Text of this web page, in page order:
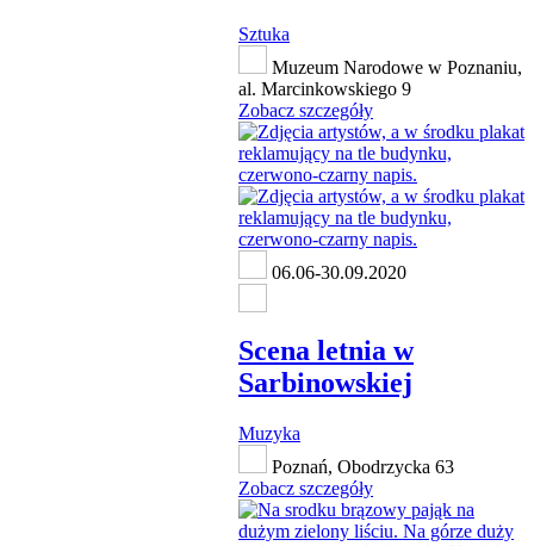
Sztuka
Muzeum Narodowe w Poznaniu,
al. Marcinkowskiego 9
Zobacz szczegóły
06.06-30.09.2020
Scena letnia w
Sarbinowskiej
Muzyka
Poznań, Obodrzycka 63
Zobacz szczegóły